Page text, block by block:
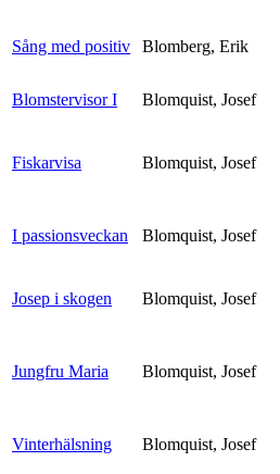
Sång med positiv Blomberg, Erik
Blomstervisor I Blomquist, Josef
Fiskarvisa Blomquist, Josef
I passionsveckan Blomquist, Josef
Josep i skogen Blomquist, Josef
Jungfru Maria Blomquist, Josef
Vinterhälsning Blomquist, Josef